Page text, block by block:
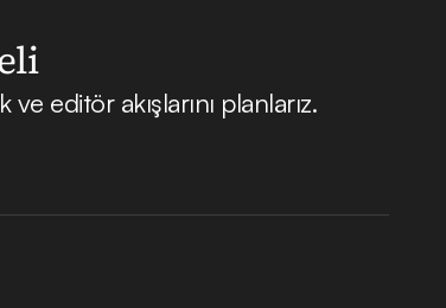
editör akışlarını planlarız.